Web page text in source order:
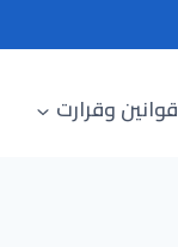
قوانين وقرارت